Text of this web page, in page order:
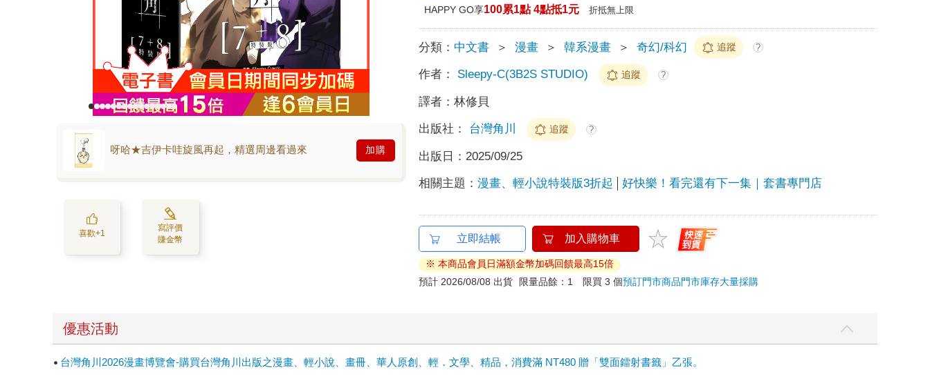
呀哈★吉伊卡哇旋風再起，精選周邊看過來 加購
喜歡+1
寫評價
賺金幣
HAPPY GO享100累1點 4點抵1元 折抵無上限
分類： 中文書 ＞ 漫畫 ＞ 韓系漫畫 ＞ 奇幻/科幻 追蹤 ?
作者： Sleepy-C(3B2S STUDIO) 追蹤 ?
譯者：林修貝
出版社： 台灣角川 追蹤 ?
出版日： 2025/09/25
相關主題：漫畫、輕小說特裝版3折起 好快樂！看完還有下一集｜套書專門店
立即結帳 加入購物車
※ 本商品會員日滿額金幣加碼回饋最高15倍
預計 2026/08/08 出貨
限量品餘：1 限買 3 個預訂門市商品門市庫存大量採購
優惠活動
台灣角川2026漫畫博覽會-購買台灣角川出版之漫畫、輕小說、畫冊、華人原創、輕．文學、精品，消費滿 NT480 贈「雙面鐳射書籤」乙張。